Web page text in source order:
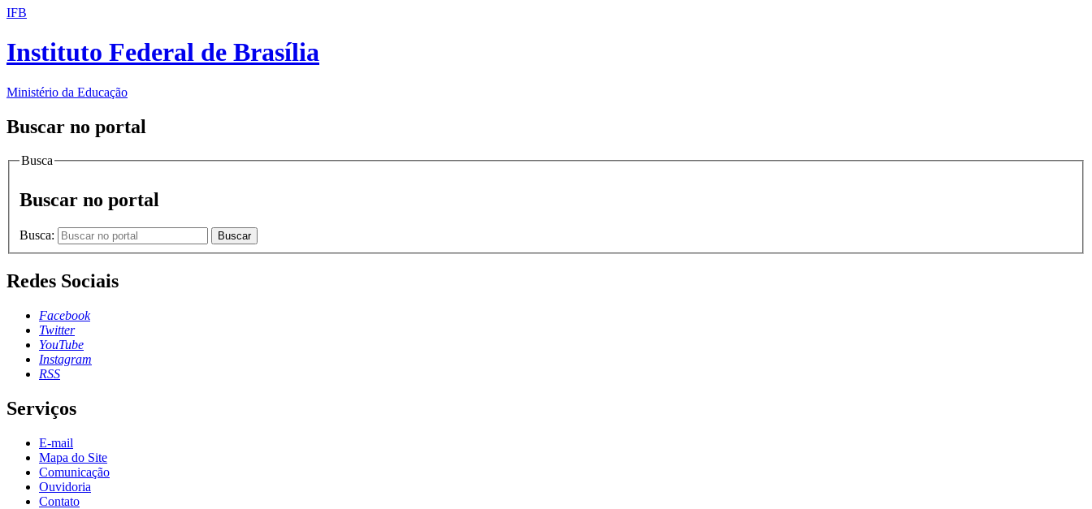
IFB
Instituto Federal de Brasília
Ministério da Educação
Buscar no portal
Busca
Buscar no portal
Busca: Buscar
Redes Sociais
Facebook
Twitter
YouTube
Instagram
RSS
Serviços
E-mail
Mapa do Site
Comunicação
Ouvidoria
Contato